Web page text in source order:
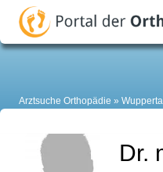
Arztsuche Orthopädie Wuppertal
Dr.